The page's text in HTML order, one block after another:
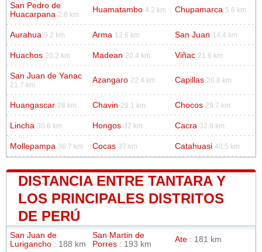
San Pedro de
Huacarpana 2.8 km
Huamatambo 4.2 km Chupamarca 5.6 km
Aurahua 9.2 km Arma 12.6 km San Juan 14.4 km
Huachos 20.2 km Madean 20.4 km Viñac 21.6 km
San Juan de Yanac
21.7 km
Azangaro 22.4 km Capillas 26.8 km
Huangascar 28 km Chavin 29.1 km Chocos 29.7 km
Lincha 30.6 km Hongos 32 km Cacra 32.8 km
Mollepampa 36.7 km Cocas 37 km Catahuasi 40.5 km
DISTANCIA ENTRE TANTARA Y
LOS PRINCIPALES DISTRITOS
DE PERÚ
San Juan de
Lurigancho : 188 km
San Martin de
Porres : 193 km
Ate : 181 km